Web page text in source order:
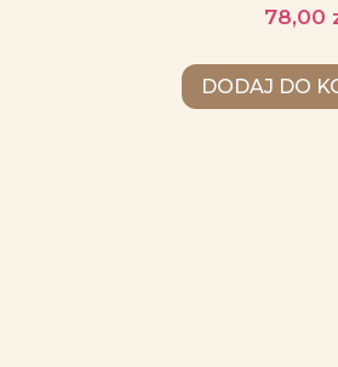
78,00
DODAJ DO